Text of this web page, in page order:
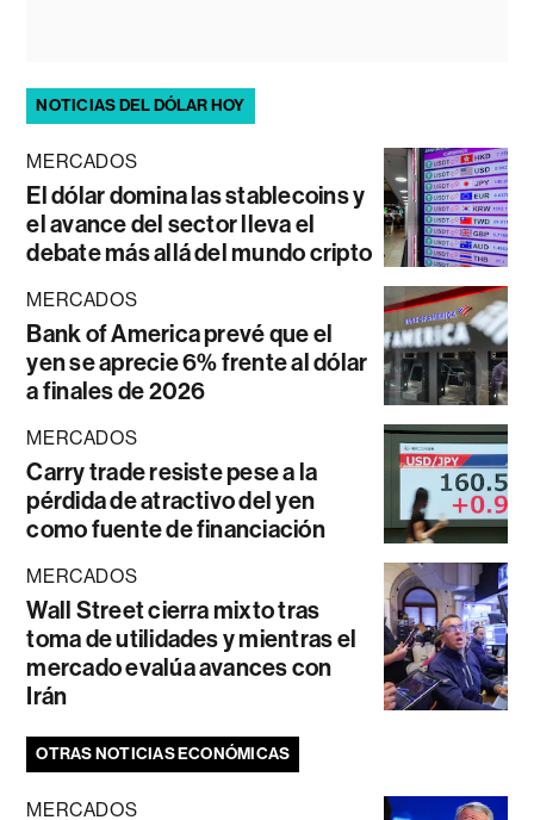
NOTICIAS DEL DÓLAR HOY
MERCADOS
El dólar domina las stablecoins y
el avance del sector lleva el
debate más allá del mundo cripto
MERCADOS
Bank of America prevé que el
yen se aprecie 6% frente al dólar
a finales de 2026
MERCADOS
Carry trade resiste pese a la
pérdida de atractivo del yen
como fuente de financiación
MERCADOS
Wall Street cierra mixto tras
toma de utilidades y mientras el
mercado evalúa avances con
Irán
OTRAS NOTICIAS ECONÓMICAS
MERCADOS